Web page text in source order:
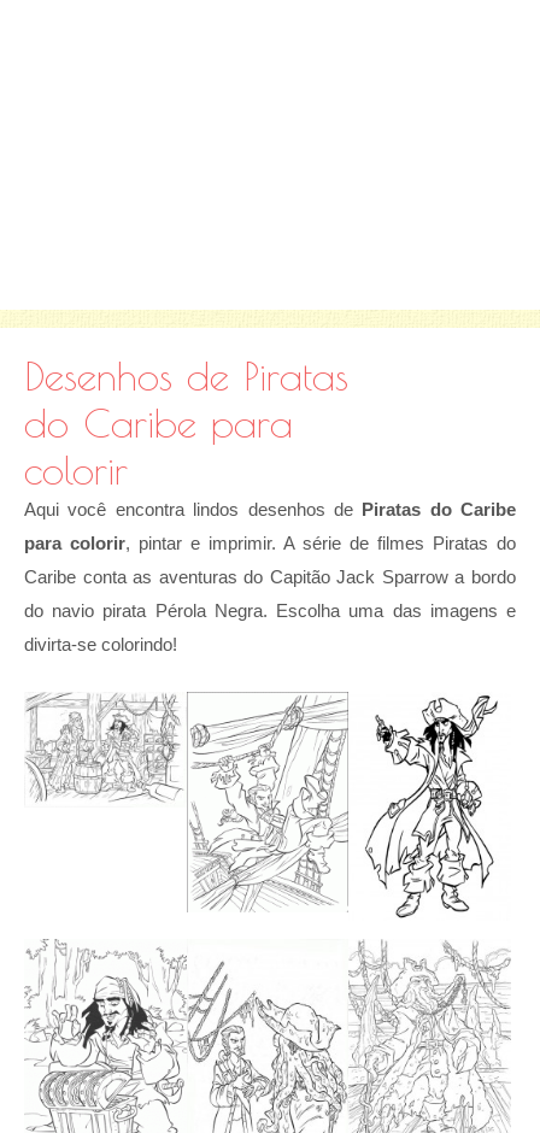
Desenhos de Piratas
do Caribe para
colorir
Aqui você encontra lindos desenhos de Piratas do Caribe
para colorir, pintar e imprimir. A série de filmes Piratas do
Caribe conta as aventuras do Capitão Jack Sparrow a bordo
do navio pirata Pérola Negra. Escolha uma das imagens e
divirta-se colorindo!